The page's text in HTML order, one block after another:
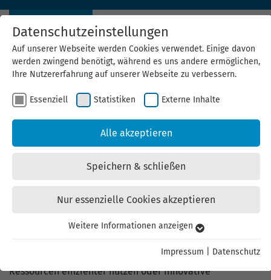
Das
– Fördermöglichkeiten für
innovative Umwelttechnik
Sie möchten Ihre Produktion nachhaltiger gestalten,
Ressourcen effizienter nutzen oder innovative
Datenschutzeinstellungen
Auf unserer Webseite werden Cookies verwendet. Einige davon
werden zwingend benötigt, während es uns andere ermöglichen,
Ihre Nutzererfahrung auf unserer Webseite zu verbessern.
Essenziell Statistiken Externe Inhalte
Alle akzeptieren
Speichern & schließen
Nur essenzielle Cookies akzeptieren
Essenzielle Cookies werden für grundlegende Funktionen der
Webseite einwandfrei funktioniert.
Weitere Informationen anzeigen
Impressum Datenschutz